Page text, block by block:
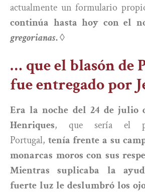
actualmente un formulario
continúa hasta hoy con el
gregorianas.◊
… que el blasón de
fue entregado por
Era la noche del 24 de julio
Henriques, que sería el
Portugal, tenía frente a su
monarcas moros con sus
Mientras suplicaba la
fuerte luz le deslumbró los